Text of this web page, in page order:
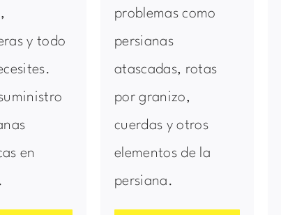
y todo
en
problemas como
persianas
atascadas, rotas
por granizo,
cuerdas y otros
elementos de la
persiana.